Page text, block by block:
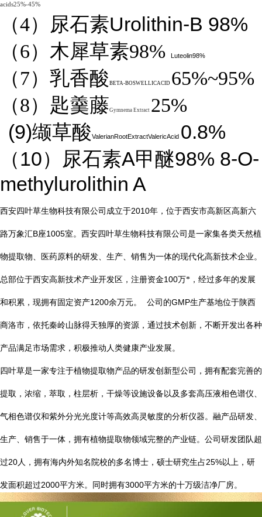
acids25%-45%
（4） 尿石素Urolithin-B 98%
（6）木犀草素98% Luteolin98%
（7）乳香酸 BETA-BOSWELLICACID 65%~95%
（8）匙羹藤Gymnema Extract 25%
(9)缬草酸ValerianRootExtractValericAcid 0.8%
（10）尿石素A甲醚98% 8-O-
methylurolithin A
西安四叶草生物科技有限公司 成立于2010年，位于西安市高新区高新六
路万象汇B座1005室。西安四叶草生物科技有限公司是一家集各类天然植
物提取物、医药原料的研发、生产、销售为一体的现代化高新技术企业。
总部位于西安高新技术产业开发区，注册资金100万*，经过多年的发展
和积累，现拥有固定资产1200余万元。 公司的GMP生产基地位于陕西
商洛市，依托秦岭山脉得天独厚的资源，通过技术创新，不断开发出各种
产品满足市场需求，积极推动人类健康产业发展。
四叶草是一家专注于植物提取物产品的研发创新型公司，拥有配套完善的
提取，浓缩，萃取，柱层析，干燥等设施设备以及多套高压液相色谱仪、
气相色谱仪和紫外分光光度计等高效高灵敏度的分析仪器。融产品研发、
生产、销售于一体，拥有植物提取物领域完整的产业链。公司研发团队超
过20人，拥有海内外知名院校的多名博士，硕士研究生占25%以上，研
发面积超过2000平方米。同时拥有3000平方米的十万级洁净厂房。